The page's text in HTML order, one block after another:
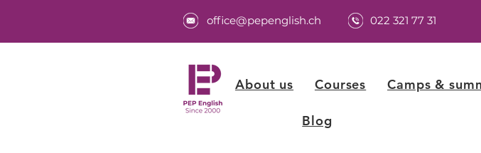
office@pepenglish.ch 022 321 77 31
About us Courses Camps &
Blog